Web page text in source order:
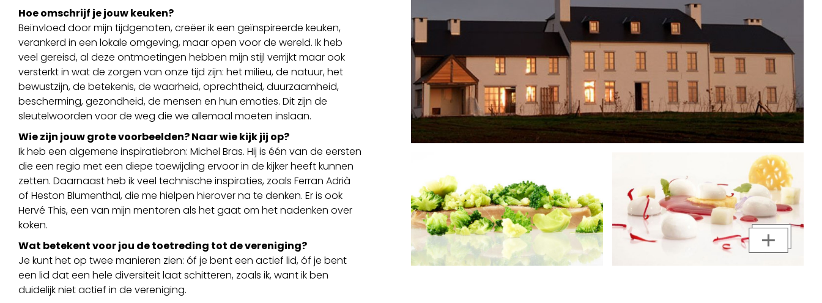
Hoe omschrijf je jouw keuken?
Beïnvloed door mijn tijdgenoten, creëer ik een geïnspireerde keuken,
verankerd in een lokale omgeving, maar open voor de wereld. Ik heb
veel gereisd, al deze ontmoetingen hebben mijn stijl verrijkt maar ook
versterkt in wat de zorgen van onze tijd zijn: het milieu, de natuur, het
bewustzijn, de betekenis, de waarheid, oprechtheid, duurzaamheid,
bescherming, gezondheid, de mensen en hun emoties. Dit zijn de
sleutelwoorden voor de weg die we allemaal moeten inslaan.
Wie zijn jouw grote voorbeelden? Naar wie kijk jij op?
Ik heb een algemene inspiratiebron: Michel Bras. Hij is één van de eersten
die een regio met een diepe toewijding ervoor in de kijker heeft kunnen
zetten. Daarnaast heb ik veel technische inspiraties, zoals Ferran Adrià
of Heston Blumenthal, die me hielpen hierover na te denken. Er is ook
Hervé This, een van mijn mentoren als het gaat om het nadenken over
koken.
Wat betekent voor jou de toetreding tot de vereniging?
Je kunt het op twee manieren zien: óf je bent een actief lid, óf je bent
een lid dat een hele diversiteit laat schitteren, zoals ik, want ik ben
duidelijk niet actief in de vereniging.